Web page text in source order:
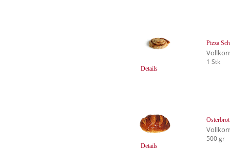
Details
Pizza
1 Stk
Details
500 gr